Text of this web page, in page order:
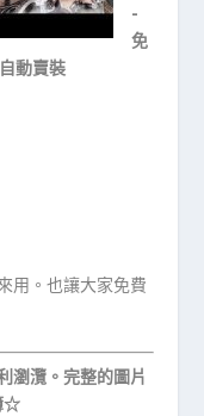
-
免
動賣裝
用。也讓大家免費
瀏灠。完整的圖片
☆